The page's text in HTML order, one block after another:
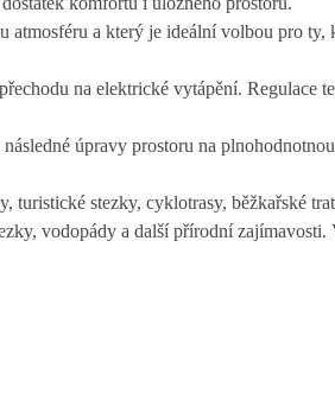
atmosféru a který je ideální volbou pro
na elektrické vytápění. Regulace
úpravy prostoru na
stezky, cyklotrasy, běžkařské
vodopády a další přírodní zajímavosti.